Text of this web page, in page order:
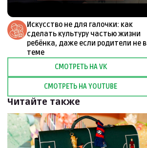
Искусство не для галочки: как
сделать культуру частью жизни
ребёнка, даже если родители не в
теме
СМОТРЕТЬ НА VK
СМОТРЕТЬ НА YOUTUBE
Читайте также